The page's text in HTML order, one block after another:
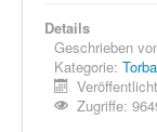
Datenschutz
Details
Geschrieben
Kategorie:
Zugriffe: